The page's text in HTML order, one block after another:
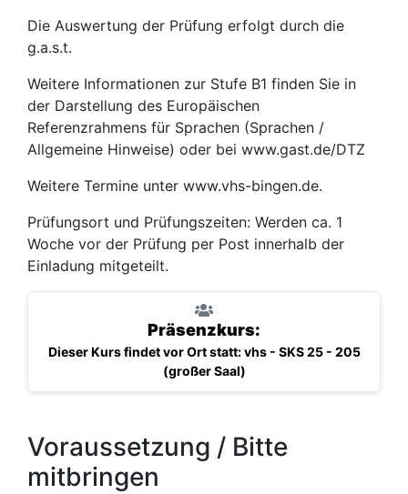
Die Auswertung der Prüfung erfolgt durch die
g.a.s.t.
Weitere Informationen zur Stufe B1 finden Sie in
der Darstellung des Europäischen
Referenzrahmens für Sprachen (Sprachen /
Allgemeine Hinweise) oder bei www.gast.de/DTZ
Weitere Termine unter www.vhs-bingen.de.
Prüfungsort und Prüfungszeiten: Werden ca. 1
Woche vor der Prüfung per Post innerhalb der
Einladung mitgeteilt.
Präsenzkurs:
Dieser Kurs findet vor Ort statt: vhs - SKS 25 - 205
(großer Saal)
Voraussetzung / Bitte
mitbringen